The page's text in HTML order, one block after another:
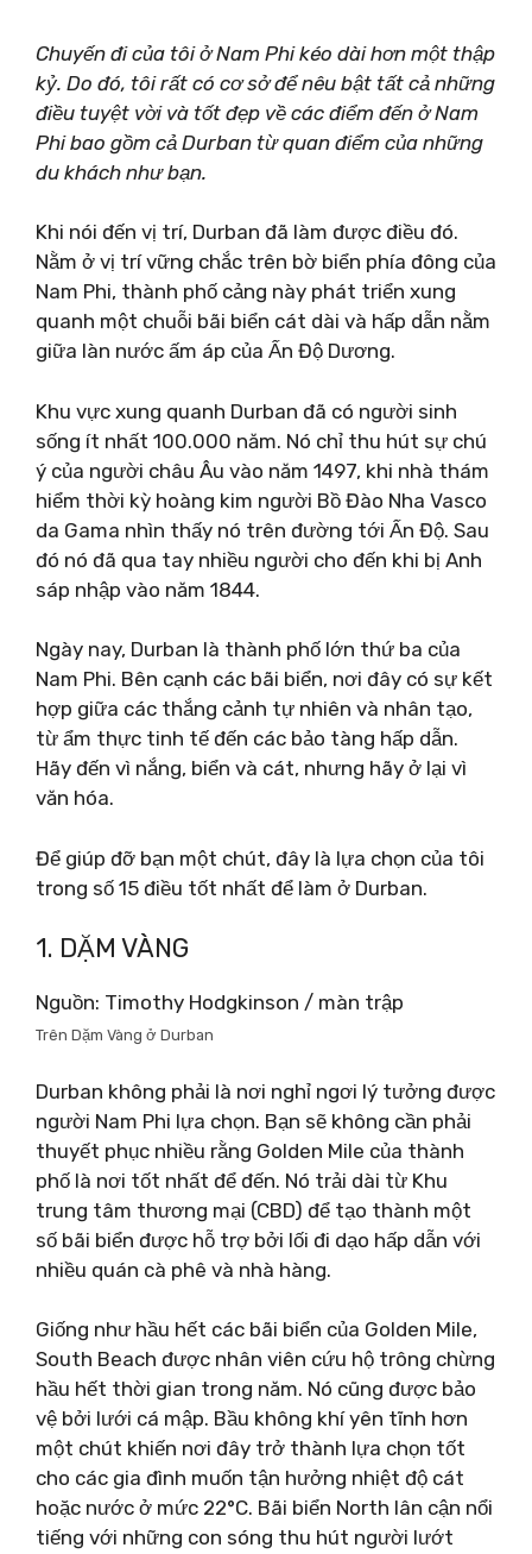
Chuyến đi của tôi ở Nam Phi kéo dài hơn một thập
kỷ. Do đó, tôi rất có cơ sở để nêu bật tất cả những
điều tuyệt vời và tốt đẹp về các điểm đến ở Nam
Phi bao gồm cả Durban từ quan điểm của những
du khách như bạn.
Khi nói đến vị trí, Durban đã làm được điều đó.
Nằm ở vị trí vững chắc trên bờ biển phía đông của
Nam Phi, thành phố cảng này phát triển xung
quanh một chuỗi bãi biển cát dài và hấp dẫn nằm
giữa làn nước ấm áp của Ấn Độ Dương.
Khu vực xung quanh Durban đã có người sinh
sống ít nhất 100.000 năm. Nó chỉ thu hút sự chú
ý của người châu Âu vào năm 1497, khi nhà thám
hiểm thời kỳ hoàng kim người Bồ Đào Nha Vasco
da Gama nhìn thấy nó trên đường tới Ấn Độ. Sau
đó nó đã qua tay nhiều người cho đến khi bị Anh
sáp nhập vào năm 1844.
Ngày nay, Durban là thành phố lớn thứ ba của
Nam Phi. Bên cạnh các bãi biển, nơi đây có sự kết
hợp giữa các thắng cảnh tự nhiên và nhân tạo,
từ ẩm thực tinh tế đến các bảo tàng hấp dẫn.
Hãy đến vì nắng, biển và cát, nhưng hãy ở lại vì
văn hóa.
Để giúp đỡ bạn một chút, đây là lựa chọn của tôi
trong số 15 điều tốt nhất để làm ở Durban.
1. DẶM VÀNG
Nguồn: Timothy Hodgkinson / màn trập
Trên Dặm Vàng ở Durban
Durban không phải là nơi nghỉ ngơi lý tưởng được
người Nam Phi lựa chọn. Bạn sẽ không cần phải
thuyết phục nhiều rằng Golden Mile của thành
phố là nơi tốt nhất để đến. Nó trải dài từ Khu
trung tâm thương mại (CBD) để tạo thành một
số bãi biển được hỗ trợ bởi lối đi dạo hấp dẫn với
nhiều quán cà phê và nhà hàng.
Giống như hầu hết các bãi biển của Golden Mile,
South Beach được nhân viên cứu hộ trông chừng
hầu hết thời gian trong năm. Nó cũng được bảo
vệ bởi lưới cá mập. Bầu không khí yên tĩnh hơn
một chút khiến nơi đây trở thành lựa chọn tốt
cho các gia đình muốn tận hưởng nhiệt độ cát
hoặc nước ở mức 22°C. Bãi biển North lân cận nổi
tiếng với những con sóng thu hút người lướt